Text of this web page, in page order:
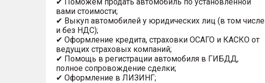
вами стоимости;
✔ Выкуп автомобилей у юридических лиц (в том числе
и без НДС);
✔ Оформление кредита, страховки ОСАГО и КАСКО от
ведущих страховых компаний;
✔ Помощь в регистрации автомобиля в ГИБДД,
полное сопровождение сделки;
✔ Оформление в ЛИЗИНГ;